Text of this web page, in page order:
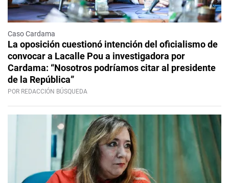
Caso Cardama
La oposición cuestionó intención del oficialismo de
convocar a Lacalle Pou a investigadora por
Cardama: “Nosotros podríamos citar al presidente
de la República”
POR REDACCIÓN BÚSQUEDA